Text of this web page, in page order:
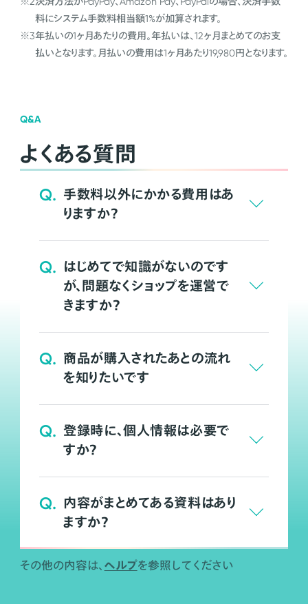
料にシステム手数料相当額1%が加算されます。
※3年払いの1ヶ月あたりの費用。年払いは、12ヶ月まとめてのお支
払いとなります。月払いの費用は1ヶ月あたり19,980円となります。
Q&A
よくある質問
Q. 手数料以外にかかる費用はあ
りますか？
Q. はじめてで知識がないのです
が、問題なくショップを運営で
きますか？
Q. 商品が購入されたあとの流れ
を知りたいです
Q. 登録時に、個人情報は必要で
すか？
Q. 内容がまとめてある資料はあり
ますか？
その他の内容は、 ヘルプを参照してください